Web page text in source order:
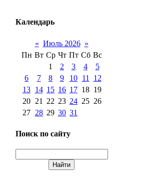
Календарь
« Июль 2026 »
Пн Вт Ср Чт Пт Сб Вс
1
2 3 4
5
6
7 8 9 10 11
12
13 14 15 16 17 18 19
20 21 22 23 24 25 26
27 28 29 30 31
Поиск по сайту